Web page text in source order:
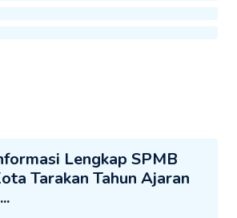
Lengkap SPMB
Tarakan Tahun Ajaran